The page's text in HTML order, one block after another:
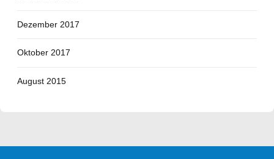
Dezember 2017
Oktober 2017
August 2015